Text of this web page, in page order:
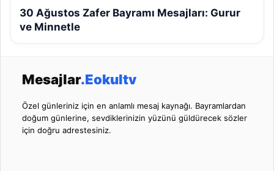
30 Ağustos Zafer Bayramı Mesajları: Gurur
ve Minnetle
Mesajlar.Eokultv
Özel günleriniz için en anlamlı mesaj kaynağı. Bayramlardan
doğum günlerine, sevdiklerinizin yüzünü güldürecek sözler
için doğru adrestesiniz.